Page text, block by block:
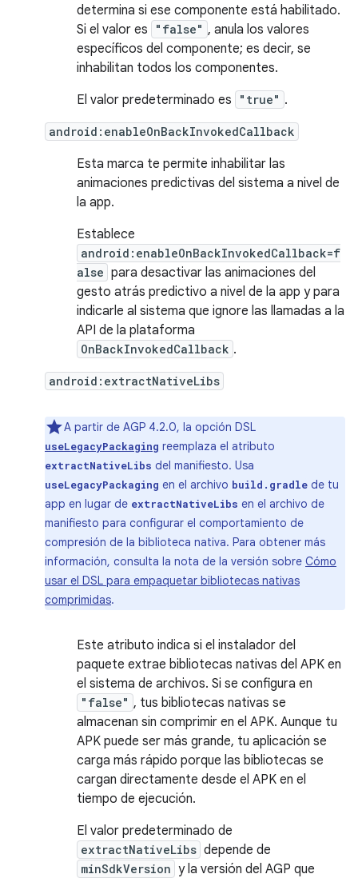
determina si ese componente está habilitado.
Si el valor es
"false" , anula los valores
específicos del componente; es decir, se
inhabilitan todos los componentes.
El valor predeterminado es
"true" .
android:enableOnBackInvokedCallback
Esta marca te permite inhabilitar las
animaciones predictivas del sistema a nivel de
la app.
Establece
android:enableOnBackInvokedCallback=f
alse para desactivar las animaciones del
gesto atrás predictivo a nivel de la app y para
indicarle al sistema que ignore las llamadas a la
API de la plataforma
OnBackInvokedCallback .
android:extractNativeLibs
A partir de AGP 4.2.0, la opción DSL
useLegacyPackaging reemplaza el atributo
extractNativeLibs del manifiesto. Usa
useLegacyPackaging en el archivo build.gradle de tu
app en lugar de extractNativeLibs en el archivo de
manifiesto para configurar el comportamiento de
compresión de la biblioteca nativa. Para obtener más
información, consulta la nota de la versión sobre Cómo
usar el DSL para empaquetar bibliotecas nativas
comprimidas.
Este atributo indica si el instalador del
paquete extrae bibliotecas nativas del APK en
el sistema de archivos. Si se configura en
"false" , tus bibliotecas nativas se
almacenan sin comprimir en el APK. Aunque tu
APK puede ser más grande, tu aplicación se
carga más rápido porque las bibliotecas se
cargan directamente desde el APK en el
tiempo de ejecución.
El valor predeterminado de
extractNativeLibs depende de
minSdkVersion y la versión del AGP que